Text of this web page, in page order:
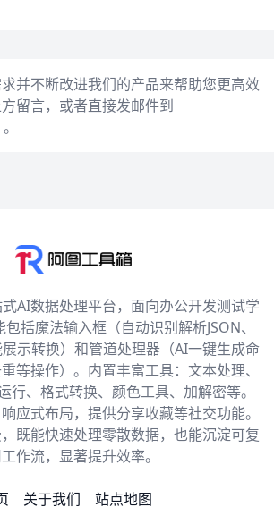
并不断改进我们的产品来帮助您更高效
留言，或者直接发邮件到
。
AI数据处理平台，面向办公开发测试学
括魔法输入框（自动识别解析JSON、
示转换）和管道处理器（AI一键生成命
等操作）。内置丰富工具：文本处理、
行、格式转换、颜色工具、加解密等。
应式布局，提供分享收藏等社交功能。
既能快速处理零散数据，也能沉淀可复
作流，显著提升效率。
关于我们 站点地图